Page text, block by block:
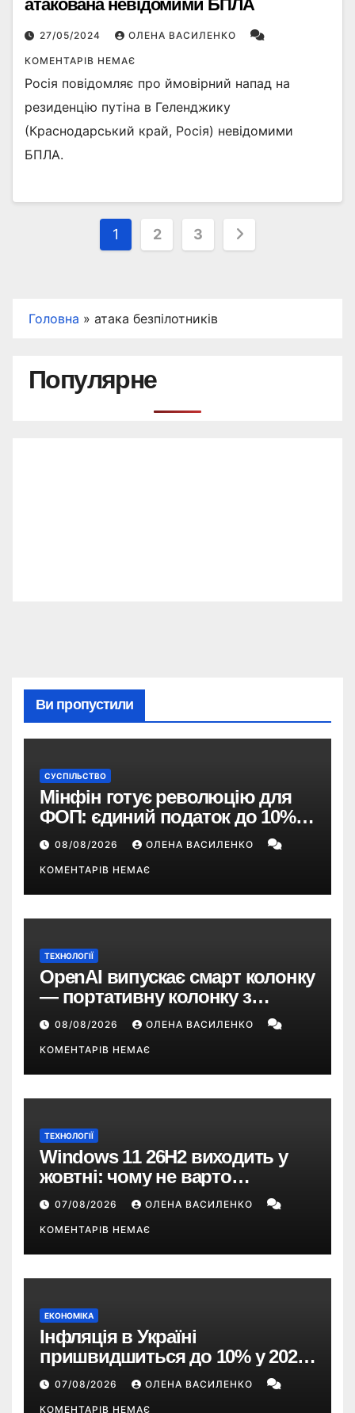
атакована невідомими БПЛА
27/05/2024 ОЛЕНА ВАСИЛЕНКО
КОМЕНТАРІВ НЕМАЄ
Росія повідомляє про ймовірний напад на
резиденцію путіна в Геленджику
(Краснодарський край, Росія) невідомими
БПЛА.
Пагінація
1 2 3
Головна » атака безпілотників
Популярне
Ви пропустили
СУСПІЛЬСТВО
Мінфін готує революцію для
ФОП: єдиний податок до 10%,
ПДВ з 2028 року та перегляд 2-ї
групи
08/08/2026 ОЛЕНА ВАСИЛЕНКО
КОМЕНТАРІВ НЕМАЄ
ТЕХНОЛОГІЇ
OpenAI випускає смарт колонку
— портативну колонку з
ChatGPT, камерою та цінником
понад $300
08/08/2026 ОЛЕНА ВАСИЛЕНКО
КОМЕНТАРІВ НЕМАЄ
ТЕХНОЛОГІЇ
Windows 11 26H2 виходить у
жовтні: чому не варто
пропускати це оновлення
07/08/2026 ОЛЕНА ВАСИЛЕНКО
КОМЕНТАРІВ НЕМАЄ
ЕКОНОМІКА
Інфляція в Україні
пришвидшиться до 10% у 2026
році — прогноз НБУ
07/08/2026 ОЛЕНА ВАСИЛЕНКО
КОМЕНТАРІВ НЕМАЄ